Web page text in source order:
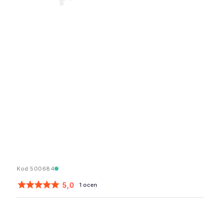
Kod:500684
5,0 1 ocen